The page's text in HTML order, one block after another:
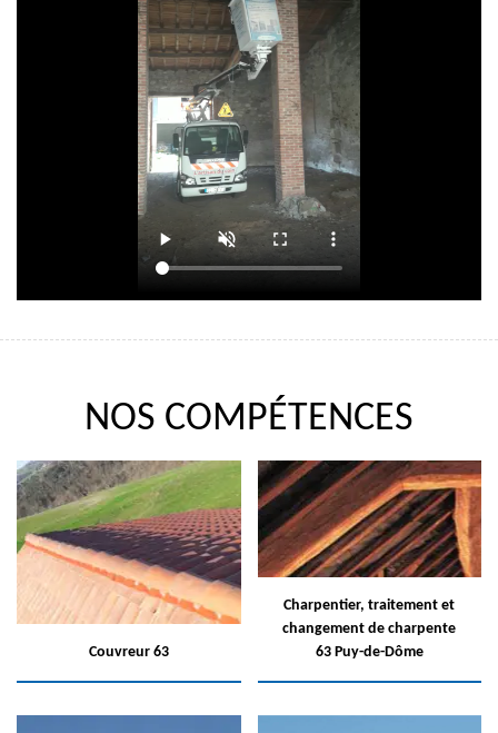
NOS COMPÉTENCES
Couvreur 63
Charpentier, traitement et
changement de charpente
63 Puy-de-Dôme